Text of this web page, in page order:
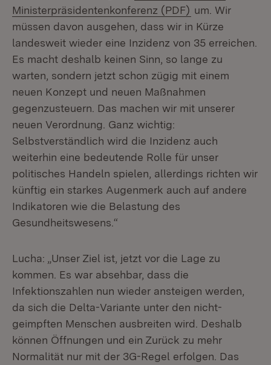
Ministerpräsidentenkonferenz (PDF) (Öffnet in
um. Wir
müssen davon ausgehen, dass wir in Kürze
landesweit wieder eine Inzidenz von 35 erreichen.
Es macht deshalb keinen Sinn, so lange zu
warten, sondern jetzt schon zügig mit einem
neuen Konzept und neuen Maßnahmen
gegenzusteuern. Das machen wir mit unserer
neuen Verordnung. Ganz wichtig:
Selbstverständlich wird die Inzidenz auch
weiterhin eine bedeutende Rolle für unser
politisches Handeln spielen, allerdings richten wir
künftig ein starkes Augenmerk auch auf andere
Indikatoren wie die Belastung des
Gesundheitswesens.“
Lucha: „Unser Ziel ist, jetzt vor die Lage zu
kommen. Es war absehbar, dass die
Infektionszahlen nun wieder ansteigen werden,
da sich die Delta-Variante unter den nicht-
geimpften Menschen ausbreiten wird. Deshalb
können Öffnungen und ein Zurück zu mehr
Normalität nur mit der 3G-Regel erfolgen. Das